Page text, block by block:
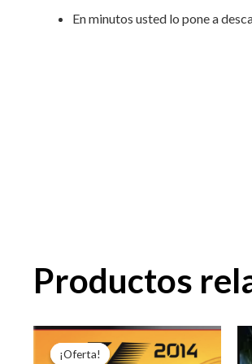
En minutos usted lo pone a
Productos
¡Oferta!
¡Oferta!
El
precio
original
El
precio
actual